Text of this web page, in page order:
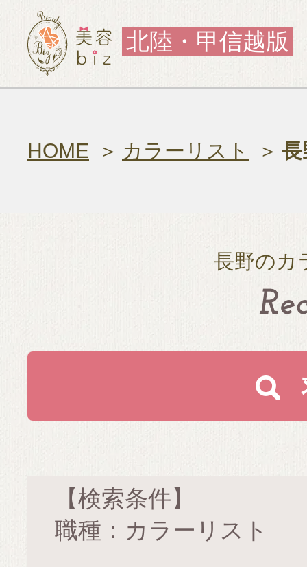
北陸・甲信越版
HOME カラーリスト 長
長野の
【検索条件】
職種：カラーリスト